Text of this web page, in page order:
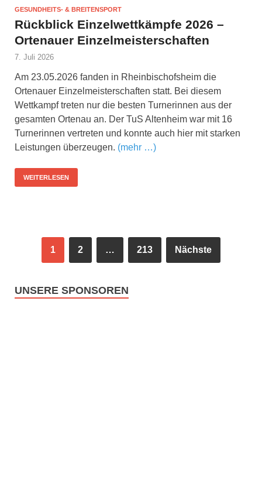
GESUNDHEITS- & BREITENSPORT
Rückblick Einzelwettkämpfe 2026 –
Ortenauer Einzelmeisterschaften
7. Juli 2026
Am 23.05.2026 fanden in Rheinbischofsheim die
Ortenauer Einzelmeisterschaften statt. Bei diesem
Wettkampf treten nur die besten Turnerinnen aus der
gesamten Ortenau an. Der TuS Altenheim war mit 16
Turnerinnen vertreten und konnte auch hier mit starken
Leistungen überzeugen. (mehr …)
WEITERLESEN
1 2 … 213 Nächste
UNSERE SPONSOREN